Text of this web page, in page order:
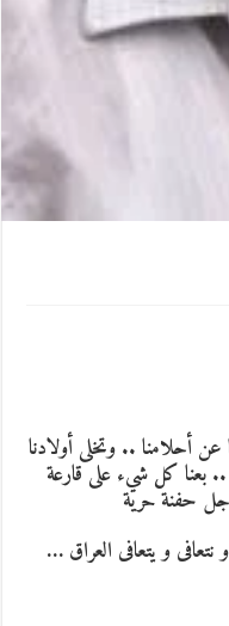
أحلامنا .. وتخلى أولادنا
.. بعنا كل شيء على قارعة
حفنة حرية
و يتعافى العراق …